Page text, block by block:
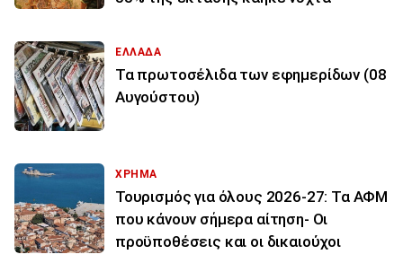
ΕΛΛΑΔΑ
Τα πρωτοσέλιδα των εφημερίδων (08
Αυγούστου)
ΧΡΗΜΑ
Τουρισμός για όλους 2026-27: Τα ΑΦΜ
που κάνουν σήμερα αίτηση- Οι
προϋποθέσεις και οι δικαιούχοι